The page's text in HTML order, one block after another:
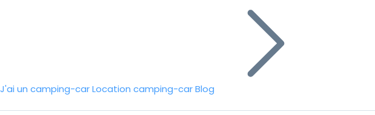
J'ai un camping-carLocation camping-carBlog